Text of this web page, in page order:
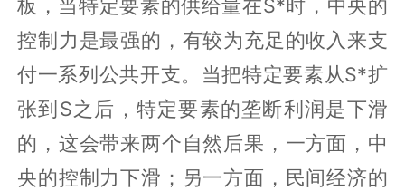
板，当特定要素的供给量在S*时，中央的
控制力是最强的，有较为充足的收入来支
付一系列公共开支。当把特定要素从S*扩
张到S之后，特定要素的垄断利润是下滑
的，这会带来两个自然后果，一方面，中
央的控制力下滑；另一方面，民间经济的